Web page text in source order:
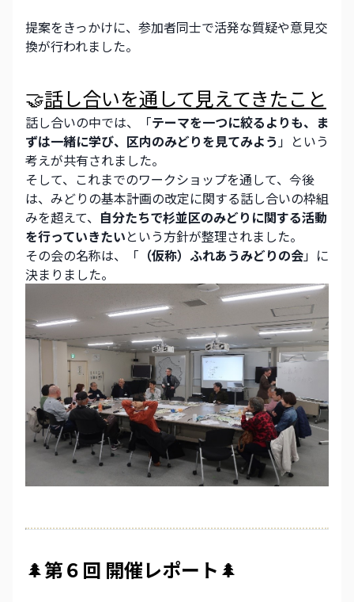
提案をきっかけに、参加者同士で活発な質疑や意見交
換が行われました。
🤝話し合いを通して見えてきたこと
話し合いの中では、「テーマを一つに絞るよりも、ま
ずは一緒に学び、区内のみどりを見てみよう」という
考えが共有されました。
そして、これまでのワークショップを通して、今後
は、みどりの基本計画の改定に関する話し合いの枠組
みを超えて、 自分たちで杉並区のみどりに関する活動
を行っていきたいという方針が整理されました。
その会の名称は、「 （仮称）ふれあうみどりの会」に
決まりました。
🌲第６回 開催レポート 🌲